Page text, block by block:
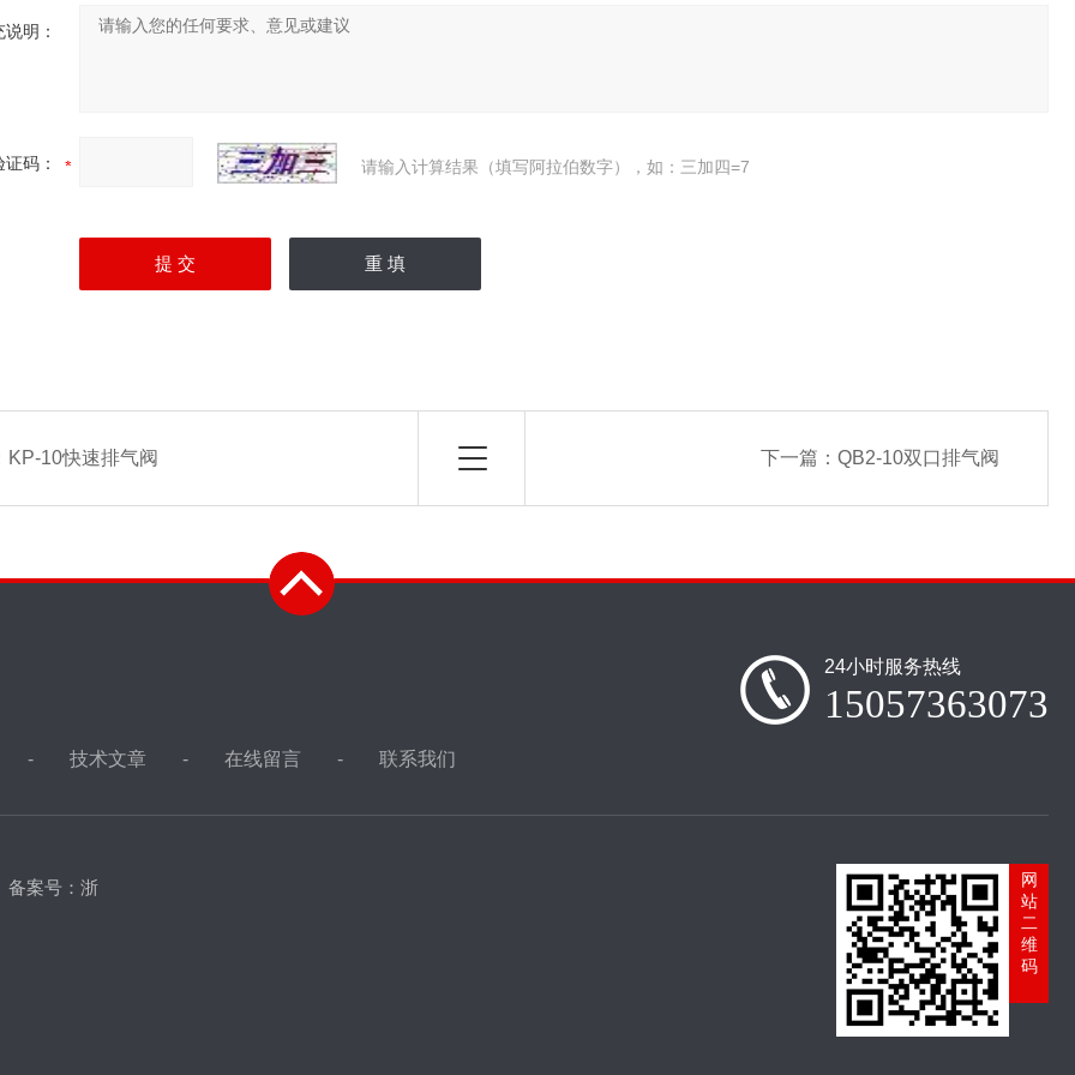
明：
证码： 请输入计算结果（填写阿拉伯数字），如：三加四=7
KP-10快速排气阀 下一篇： QB2-10双口排气阀
技术文章 在线留言 联系我们
24小时服务热线
15057363073
备案号：浙
网
站
二
维
码